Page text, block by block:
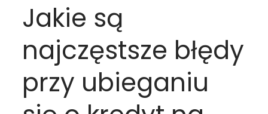
Jakie są
najczęstsze błędy
przy ubieganiu